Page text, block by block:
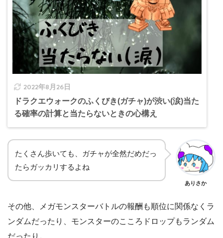
2022年8月26日
ドラクエウォークのふくびき(ガチャ)が渋い(涙)当た
る確率の計算と当たらないときの心構え
たくさん歩いても、ガチャが全然だめだっ
たらガッカリするよね
ありさか
その他、メガモンスターバトルの報酬も順位に関係なくラ
ンダムだったり、モンスターのこころドロップもランダム
だったり。